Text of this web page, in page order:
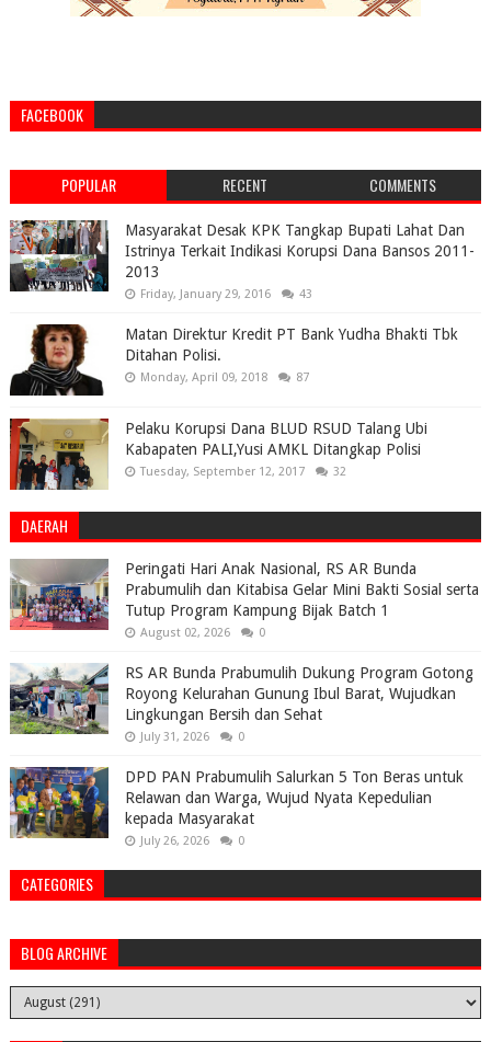
FACEBOOK
POPULAR RECENT COMMENTS
Masyarakat Desak KPK Tangkap Bupati Lahat Dan
Istrinya Terkait Indikasi Korupsi Dana Bansos 2011-
2013
Friday, January 29, 2016 43
Matan Direktur Kredit PT Bank Yudha Bhakti Tbk
Ditahan Polisi.
Monday, April 09, 2018 87
Pelaku Korupsi Dana BLUD RSUD Talang Ubi
Kabapaten PALI,Yusi AMKL Ditangkap Polisi
Tuesday, September 12, 2017 32
DAERAH
Peringati Hari Anak Nasional, RS AR Bunda
Prabumulih dan Kitabisa Gelar Mini Bakti Sosial serta
Tutup Program Kampung Bijak Batch 1
August 02, 2026 0
RS AR Bunda Prabumulih Dukung Program Gotong
Royong Kelurahan Gunung Ibul Barat, Wujudkan
Lingkungan Bersih dan Sehat
July 31, 2026 0
DPD PAN Prabumulih Salurkan 5 Ton Beras untuk
Relawan dan Warga, Wujud Nyata Kepedulian
kepada Masyarakat
July 26, 2026 0
CATEGORIES
BLOG ARCHIVE